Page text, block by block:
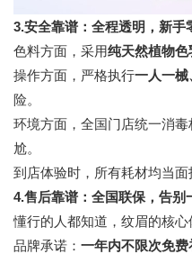
3.安全靠谱：全程透明，新手
色料方面，采用纯天然植物色
操作方面，严格执行一人一械
险。
环境方面，全国门店统一消
尬。
到店体验时，所有耗材均当
4.售后靠谱：全国联保，告别
懂行的人都知道，纹眉的核
品牌承诺 ： 一年内不限次免费